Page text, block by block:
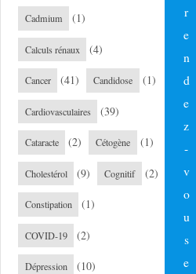
Cadmium (1)
Calculs rénaux (4)
Cancer (41) Candidose (1)
Cardiovasculaires (39)
Cataracte (2) Cétogène (1)
Cholestérol (9) Cognitif (2)
Constipation (1)
COVID-19 (2)
Dépression (10)
r
e
n
d
e
z
-
v
o
u
s
e